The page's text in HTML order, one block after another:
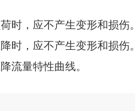
时，应不产生变形和损伤。
时，应不产生变形和损伤。
流量特性曲线。